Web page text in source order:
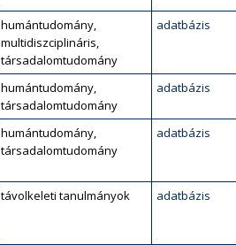
humántudomány,
multidiszciplináris,
társadalomtudomány
adatbázis
humántudomány,
társadalomtudomány
adatbázis
humántudomány,
társadalomtudomány
adatbázis
távolkeleti tanulmányok adatbázis